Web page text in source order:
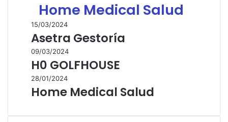
Home Medical Salud
15/03/2024
Asetra Gestoría
09/03/2024
H0 GOLFHOUSE
28/01/2024
Home Medical Salud